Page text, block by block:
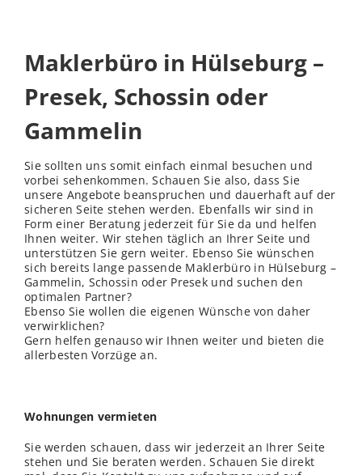
Maklerbüro in Hülseburg –
Presek, Schossin oder
Gammelin
Sie sollten uns somit einfach einmal besuchen und
vorbei sehenkommen. Schauen Sie also, dass Sie
unsere Angebote beanspruchen und dauerhaft auf der
sicheren Seite stehen werden. Ebenfalls wir sind in
Form einer Beratung jederzeit für Sie da und helfen
Ihnen weiter. Wir stehen täglich an Ihrer Seite und
unterstützen Sie gern weiter. Ebenso Sie wünschen
sich bereits lange passende Maklerbüro in Hülseburg –
Gammelin, Schossin oder Presek und suchen den
optimalen Partner?
Ebenso Sie wollen die eigenen Wünsche von daher
verwirklichen?
Gern helfen genauso wir Ihnen weiter und bieten die
allerbesten Vorzüge an.
Wohnungen vermieten
Sie werden schauen, dass wir jederzeit an Ihrer Seite
stehen und Sie beraten werden. Schauen Sie direkt